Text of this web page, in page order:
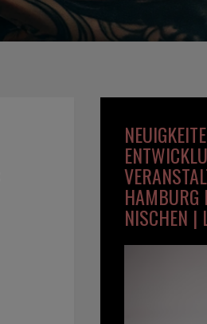
HAMBURG
NISCHEN |